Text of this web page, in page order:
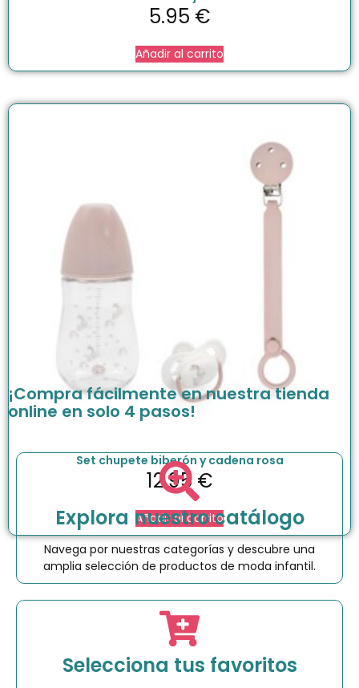
5.95 €
Añadir al carrito
Set chupete biberón y cadena rosa
12.95 €
Añadir al carrito
¡Compra fácilmente en nuestra tienda
online en solo 4 pasos!
Explora nuestro catálogo
Navega por nuestras categorías y descubre una
amplia selección de productos de moda infantil.
Selecciona tus favoritos